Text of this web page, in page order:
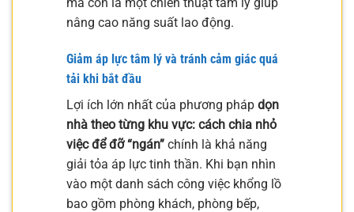
mà còn là một chiến thuật tâm lý giúp
nâng cao năng suất lao động.
Giảm áp lực tâm lý và tránh cảm giác quá
tải khi bắt đầu
Lợi ích lớn nhất của phương pháp dọn
nhà theo từng khu vực: cách chia nhỏ
việc để đỡ “ngán” chính là khả năng
giải tỏa áp lực tinh thần. Khi bạn nhìn
vào một danh sách công việc khổng lồ
bao gồm phòng khách, phòng bếp,